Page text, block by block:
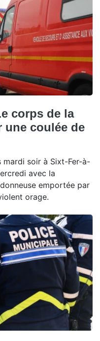
corps de la
une coulée de
mardi soir à Sixt-Fer-à-
avec la
emportée par
orage.